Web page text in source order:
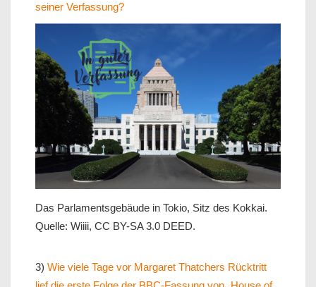
seiner Verfassung?
Das Parlamentsgebäude in Tokio, Sitz des Kokkai.
Quelle: Wiiii, CC BY-SA 3.0 DEED.
3) Wie viele Tage vor Margaret Thatchers Rücktritt